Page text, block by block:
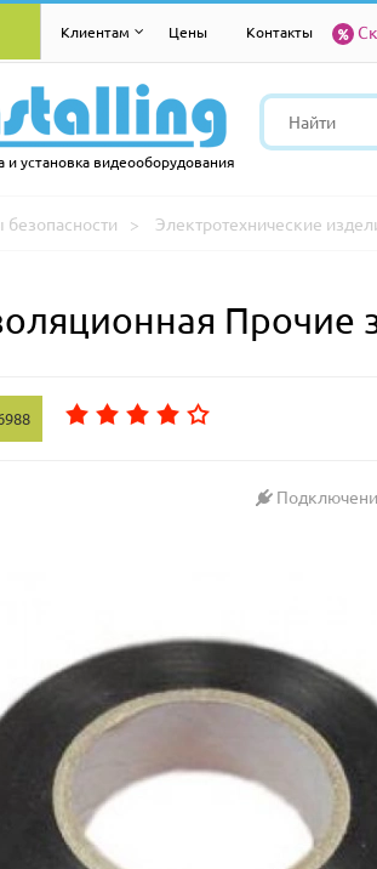
Клиентам Цены Контакты
и установка видеооборудования
Электротехнические
Прочие